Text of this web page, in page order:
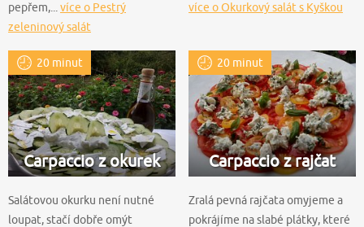
pepřem,...více o Pestrý
zeleninový salát
více o Okurkový salát s Kyškou
20 minut
Carpaccio z okurek
Salátovou okurku není nutné
loupat, stačí dobře omýt
20 minut
Carpaccio z rajčat
Zralá pevná rajčata omyjeme a
pokrájíme na slabé plátky, které